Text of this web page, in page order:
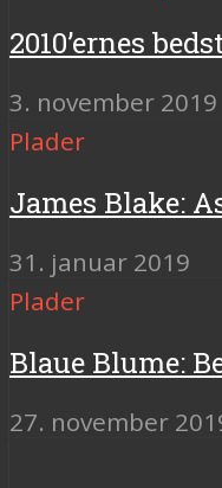
2010’ernes
3. november 2019
Plader
James Blake:
31. januar 2019
Plader
Blaue Blume:
27. november